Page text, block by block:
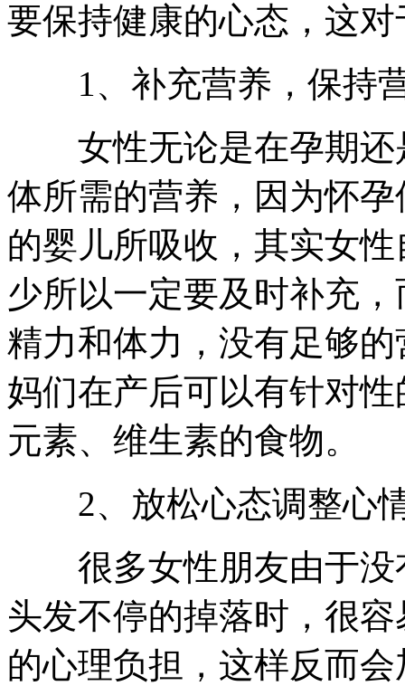
要保持健康的心态，这
1、补充营养，保持
女性无论是在孕期还
体所需的营养，因为怀
的婴儿所吸收，其实女
少所以一定要及时补充
精力和体力，没有足够
妈们在产后可以有针对
元素、维生素的食物。
2、放松心态调整心
很多女性朋友由于没
头发不停的掉落时，很
的心理负担，这样反而